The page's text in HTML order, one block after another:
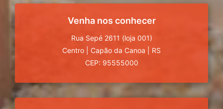
Venha nos conhecer
Rua Sepé 2611 (loja 001)
Centro
Capão da Canoa
RS
CEP: 95555000